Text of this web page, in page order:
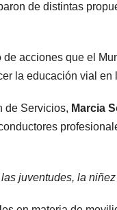
de distintas
acciones que el
la educación vial en
de Servicios, Marcia
juventudes, la